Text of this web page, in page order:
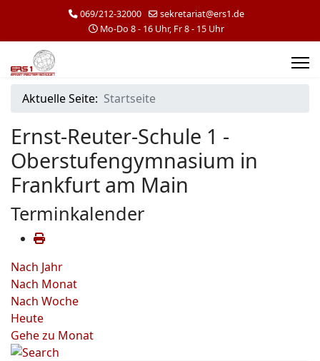
069/212-32000
sekretariat@ers1.de
Mo-Do 8 - 16 Uhr, Fr 8 - 15 Uhr
Aktuelle Seite: Startseite
Ernst-Reuter-Schule 1 -
Oberstufengymnasium in
Frankfurt am Main
Terminkalender
Nach Jahr
Nach Monat
Nach Woche
Heute
Gehe zu Monat